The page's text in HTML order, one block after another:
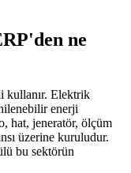
ne
kullanır. Elektrik
enerji
hat, jeneratör, ölçüm
üzerine kuruludur.
bu sektörün